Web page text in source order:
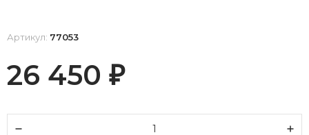
Артикул: 77053
26 450 ₽